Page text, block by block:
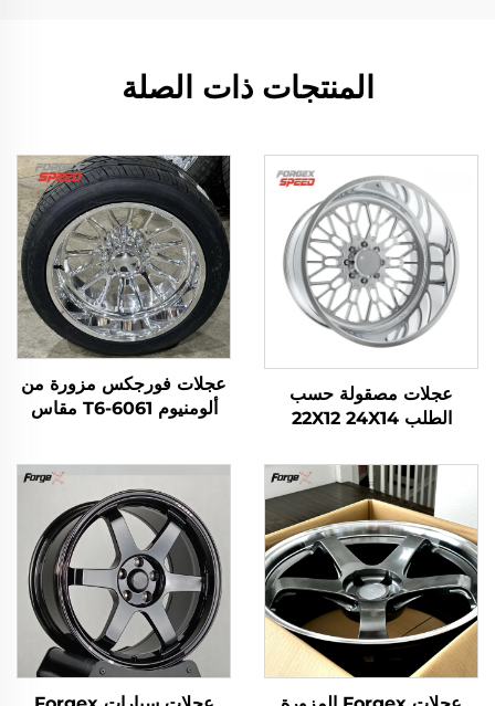
المنتجات ذات الصلة
عجلات مصقولة حسب
الطلب 22X12 24X14
8x170 8x180 6x139.7
سبائك معدنية مُForged
لشاحنات فورد F-350
رام1500 2500
عجلات فورجكس مزورة من
ألومنيوم 6061-T6 مقاس
للطرق الوعرة، لسيارات
Chevrolet GMC
2500HD Silverado Ram
SUV